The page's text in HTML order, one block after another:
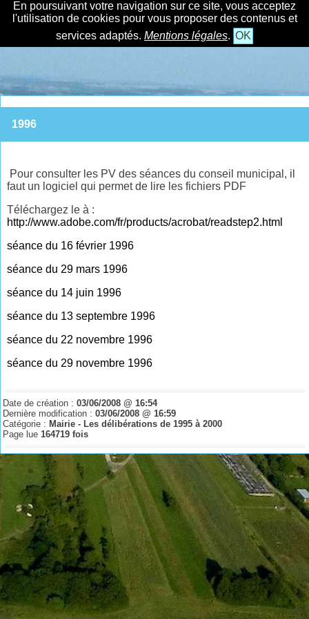
En poursuivant votre navigation sur ce site, vous acceptez
l'utilisation de cookies pour vous proposer des contenus et
services adaptés. Mentions légales. OK
1996
Pour consulter les PV des séances du conseil municipal, il
faut un logiciel qui permet de lire les fichiers PDF
Téléchargez le à :
http://www.adobe.com/fr/products/acrobat/readstep2.html
séance du 16 février 1996
séance du 29 mars 1996
séance du 14 juin 1996
séance du 13 septembre 1996
séance du 22 novembre 1996
séance du 29 novembre 1996
Date de création :03/06/2008 @ 16:54
Dernière modification :03/06/2008 @ 16:59
Catégorie : Mairie - Les délibérations de 1995 à 2000
Page lue164719 fois